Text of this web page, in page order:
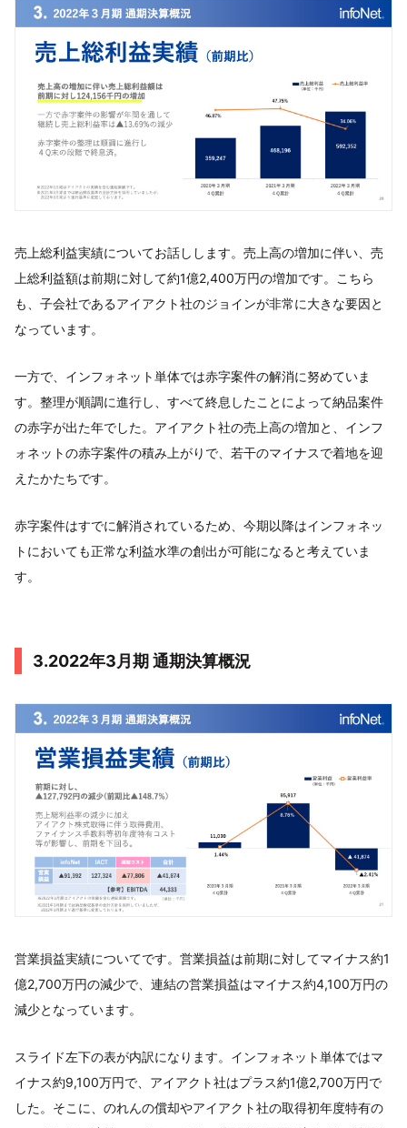
売上総利益実績についてお話しします。売上高の増加に伴い、売
上総利益額は前期に対して約1億2,400万円の増加です。こちら
も、子会社であるアイアクト社のジョインが非常に大きな要因と
なっています。
一方で、インフォネット単体では赤字案件の解消に努めていま
す。整理が順調に進行し、すべて終息したことによって納品案件
の赤字が出た年でした。アイアクト社の売上高の増加と、インフ
ォネットの赤字案件の積み上がりで、若干のマイナスで着地を迎
えたかたちです。
赤字案件はすでに解消されているため、今期以降はインフォネッ
トにおいても正常な利益水準の創出が可能になると考えていま
す。
3.2022年3月期 通期決算概況
営業損益実績についてです。営業損益は前期に対してマイナス約1
億2,700万円の減少で、連結の営業損益はマイナス約4,100万円の
減少となっています。
スライド左下の表が内訳になります。インフォネット単体ではマ
イナス約9,100万円で、アイアクト社はプラス約1億2,700万円で
した。そこに、のれんの償却やアイアクト社の取得初年度特有の